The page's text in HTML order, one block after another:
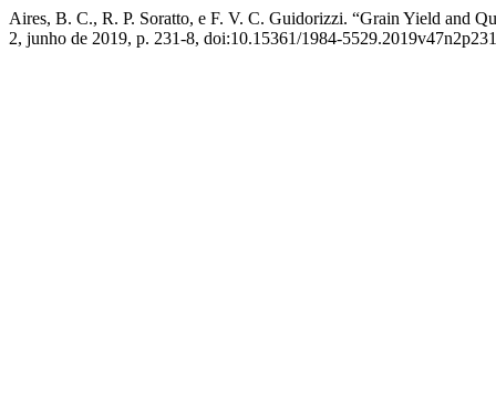
Aires, B. C., R. P. Soratto, e F. V. C. Guidorizzi. “Grain Yield and
2, junho de 2019, p. 231-8, doi:10.15361/1984-